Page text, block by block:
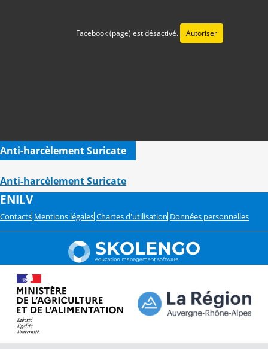
Facebook (page) est désactivé. Autoriser
Anti-harcèlement Suricate
Anti-harcèlement Suricate
ENILV
Contacts Mentions légales Chartes d'utilisation Données personnelles